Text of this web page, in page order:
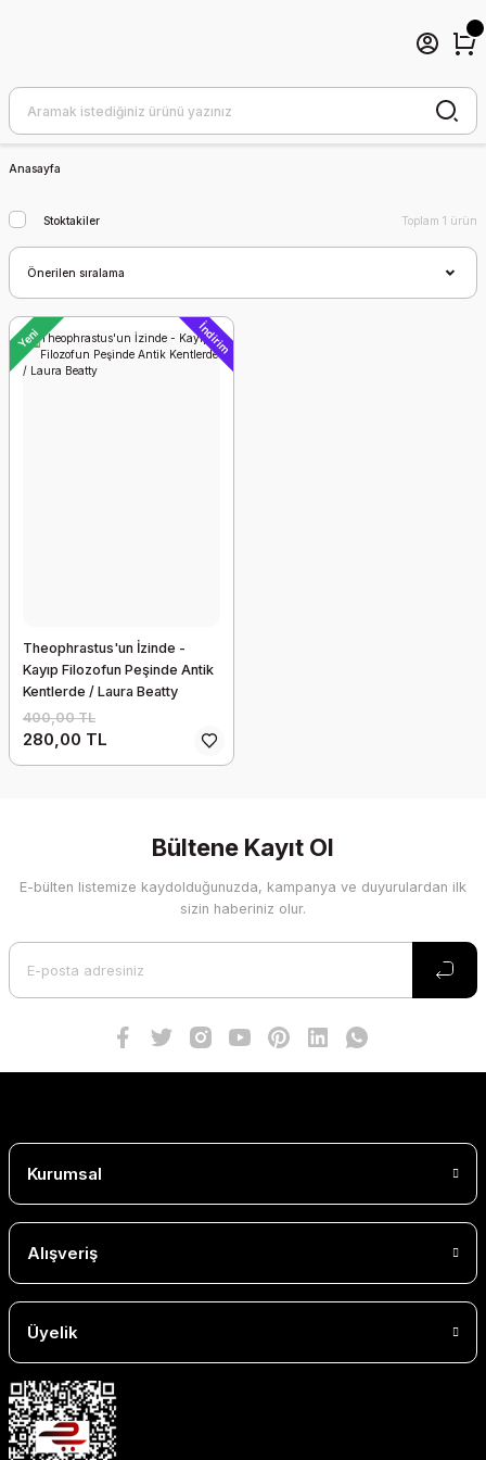
Anasayfa
Stoktakiler Toplam 1 ürün
Yeni İndirim
Theophrastus'un İzinde -
Kayıp Filozofun Peşinde Antik
Kentlerde / Laura Beatty
400,00 TL
280,00 TL
Bültene Kayıt Ol
E-bülten listemize kaydolduğunuzda, kampanya ve duyurulardan ilk
sizin haberiniz olur.
Kurumsal
Alışveriş
Üyelik